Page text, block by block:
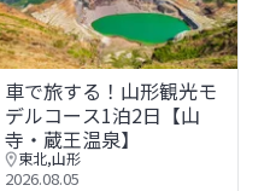
間＜空港～ホテル間は専用車
車で旅する！山形観光モデル
車で旅する！山形観光モ
デルコース1泊2日【山
寺・蔵王温泉】
東北,山形
2026.08.05